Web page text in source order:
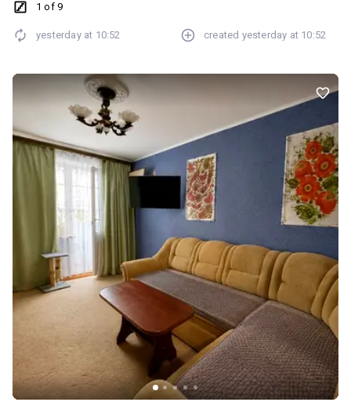
Меблі та техніка за домовленістю Є підвал Перегляд у зручний
1 of 9
yesterday at 10:52 created yesterday at 10:52